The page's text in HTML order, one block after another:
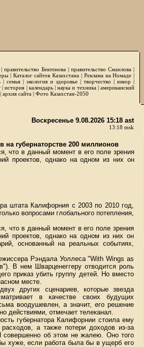
|правительство Бектенова| правительство Смаилова|
| Каталог сайтов Казахстана | Реклама на Номаде |
| семья | экология и здоровье | творчество | юмор |
|история | календарь|наука и техника|американский
| архив сайта | Фото Казахстан-2050
Воскресенье 9.08.2026 15:18 ast
13:18 msk
на губернаторстве 200 миллионов
что в данный момент в его поле зрения
проектов, однако на одном из них он
штата Калифорния с 2003 по 2010 год,
вопросами глобального потепления,
что в данный момент в его поле зрения
проектов, однако на одном из них он
основанный на реальных событиях,
Рэндала Уоллеса "With Wings as
В нем Шварценеггеру отводится роль
приказ убить группу детей. Но вместо
месте.
других сценариев, которые звезда
в качестве своих будущих
воодушевлен, а значит, его решение
действиями, отмечает телеканал.
губернатора Калифорнии стоила ему
а также потери доходов из-за
совершенно об этом не жалею. Оно того
хуже, если работа была бы в ущерб его